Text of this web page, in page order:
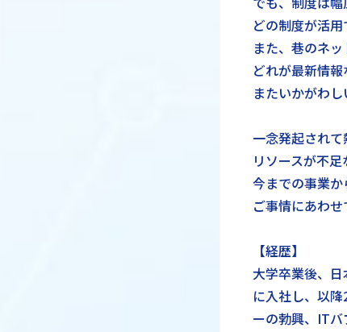
どの制度が活
また、巷のネッ
どれが最新情報
またいかがわ
一念発起され
リソースが不
今までの事業
ご事情にあわせ
【経歴】
大学卒業後、
に入社し、以
ーの勃興、IT